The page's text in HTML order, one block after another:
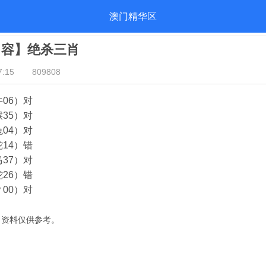
澳门精华区
】绝杀三肖
809808
06）对
35）对
04）对
14）错
37）对
26）错
00）对
料仅供参考。